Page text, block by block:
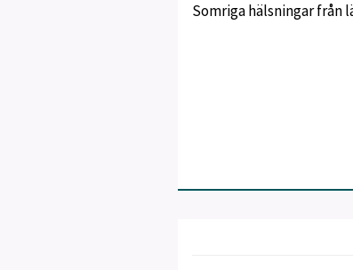
Somriga hälsningar från